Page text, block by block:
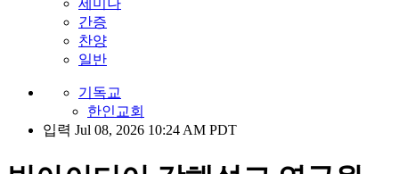
세미나
간증
찬양
일반
기독교
한인교회
입력 Jul 08, 2026 10:24 AM PDT